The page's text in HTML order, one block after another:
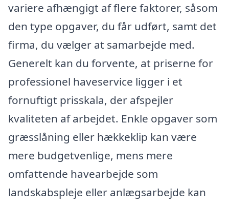
variere afhængigt af flere faktorer, såsom
den type opgaver, du får udført, samt det
firma, du vælger at samarbejde med.
Generelt kan du forvente, at priserne for
professionel haveservice ligger i et
fornuftigt prisskala, der afspejler
kvaliteten af arbejdet. Enkle opgaver som
græsslåning eller hækkeklip kan være
mere budgetvenlige, mens mere
omfattende havearbejde som
landskabspleje eller anlægsarbejde kan